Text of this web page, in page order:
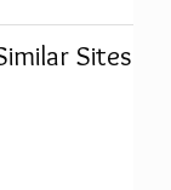
Sites